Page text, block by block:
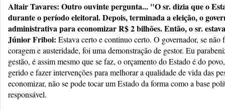
Altair Tavares: Outro ouvinte pergunta... "O sr. dizia que o
durante o período eleitoral. Depois, terminada a eleição, o
administrativa para economizar R$ 2 bilhões. Então, o sr.
Júnior Friboi: Estava certo e continuo certo. O governador, se não
coragem e austeridade, foi uma demonstração de gestor. Eu
gestão, é assim mesmo que se faz, o orçamento do Estado é do
gerido e fazer intervenções para melhorar a qualidade de vida das
economizar, não se pode tocar um Estado da forma como a base
responsável.